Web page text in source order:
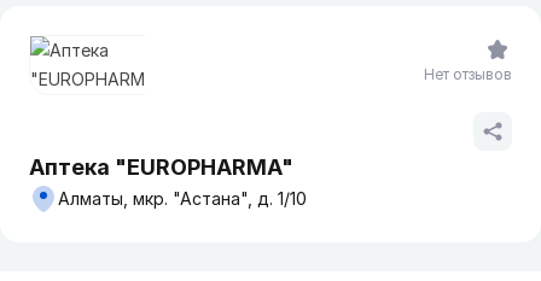
Аптека "EUROPHARMA"
Алматы, мкр. "Астана", д. 1/10
Нет отзывов